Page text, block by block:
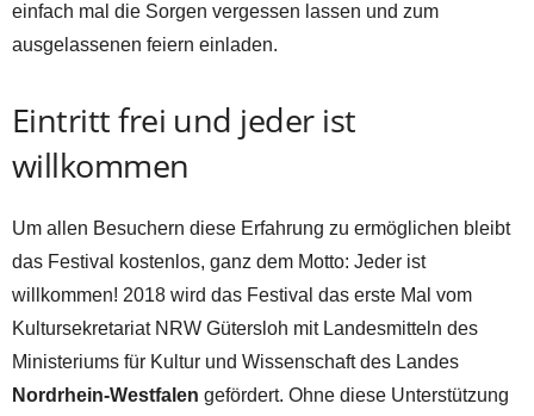
einfach mal die Sorgen vergessen lassen und zum
ausgelassenen feiern einladen.
Eintritt frei und jeder ist
willkommen
Um allen Besuchern diese Erfahrung zu ermöglichen bleibt
das Festival kostenlos, ganz dem Motto: Jeder ist
willkommen! 2018 wird das Festival das erste Mal vom
Kultursekretariat NRW Gütersloh mit Landesmitteln des
Ministeriums für Kultur und Wissenschaft des Landes
Nordrhein-Westfalen gefördert. Ohne diese Unterstützung